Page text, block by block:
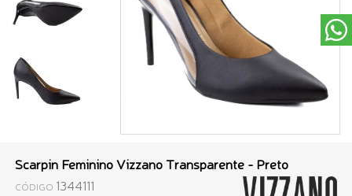
Scarpin Feminino Vizzano Transparente - Preto
CÓDIGO 1344111